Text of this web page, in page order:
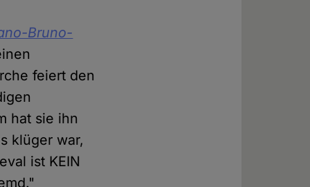
Bruno-
feiert den
hat sie ihn
klüger war,
ist KEIN